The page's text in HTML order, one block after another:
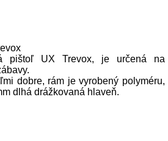
pištoľ UX Trevox, je určená na
dobre, rám je vyrobený polyméru,
dlhá drážkovaná hlaveň.